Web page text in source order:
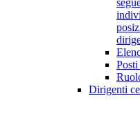
Dirigenti